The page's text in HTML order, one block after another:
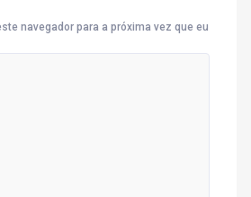
navegador para a próxima vez que eu